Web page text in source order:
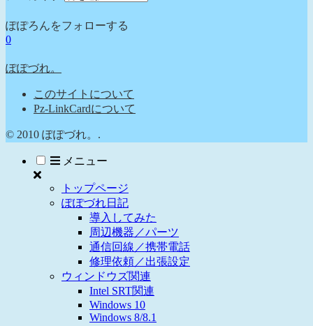
ぽぽろんをフォローする
0
ぽぽづれ。
このサイトについて
Pz-LinkCardについて
© 2010 ぽぽづれ。.
メニュー
トップページ
ぽぽづれ日記
導入してみた
周辺機器／パーツ
通信回線／携帯電話
修理依頼／出張設定
ウィンドウズ関連
Intel SRT関連
Windows 10
Windows 8/8.1